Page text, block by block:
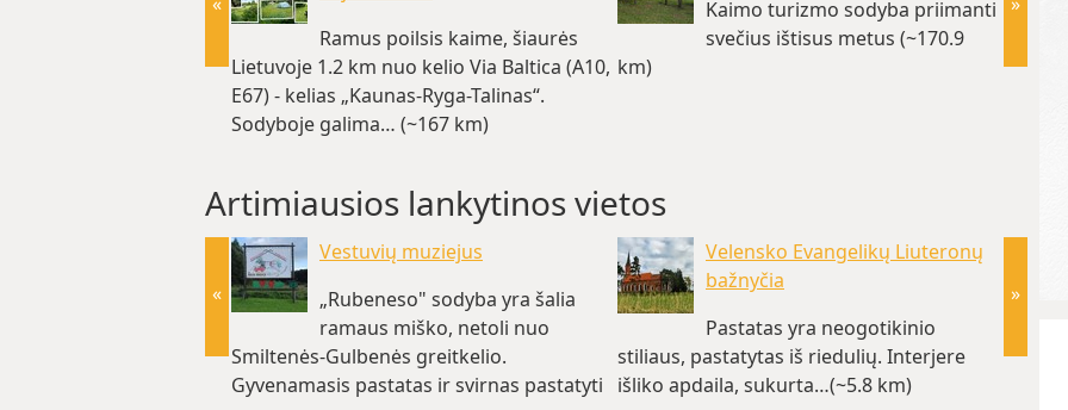
Ramus poilsis kaime, šiaurės
Lietuvoje 1.2 km nuo kelio Via Baltica (A10,
E67) - kelias „Kaunas-Ryga-Talinas“.
Sodyboje galima… (~167 km)
Kaimo turizmo sodyba priimanti
svečius ištisus metus (~170.9
km)
tai
Artimiausios lankytinos vietos
Vestuvių muziejus
„Rubeneso" sodyba yra šalia
ramaus miško, netoli nuo
Smiltenės-Gulbenės greitkelio.
Gyvenamasis pastatas ir svirnas pastatyti
Velensko Evangelikų Liuteronų
bažnyčia
Pastatas yra neogotikinio
stiliaus, pastatytas iš riedulių. Interjere
išliko apdaila, sukurta…(~5.8 km)
dienos
»
«